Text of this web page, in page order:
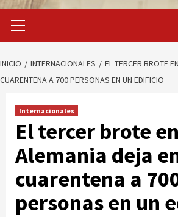
primario
INICIO INTERNACIONALES
EL TERCER BROTE
CUARENTENA A 700 PERSONAS EN UN EDIFICIO
Internacionales
El tercer brote en
Alemania deja
cuarentena a
personas en un